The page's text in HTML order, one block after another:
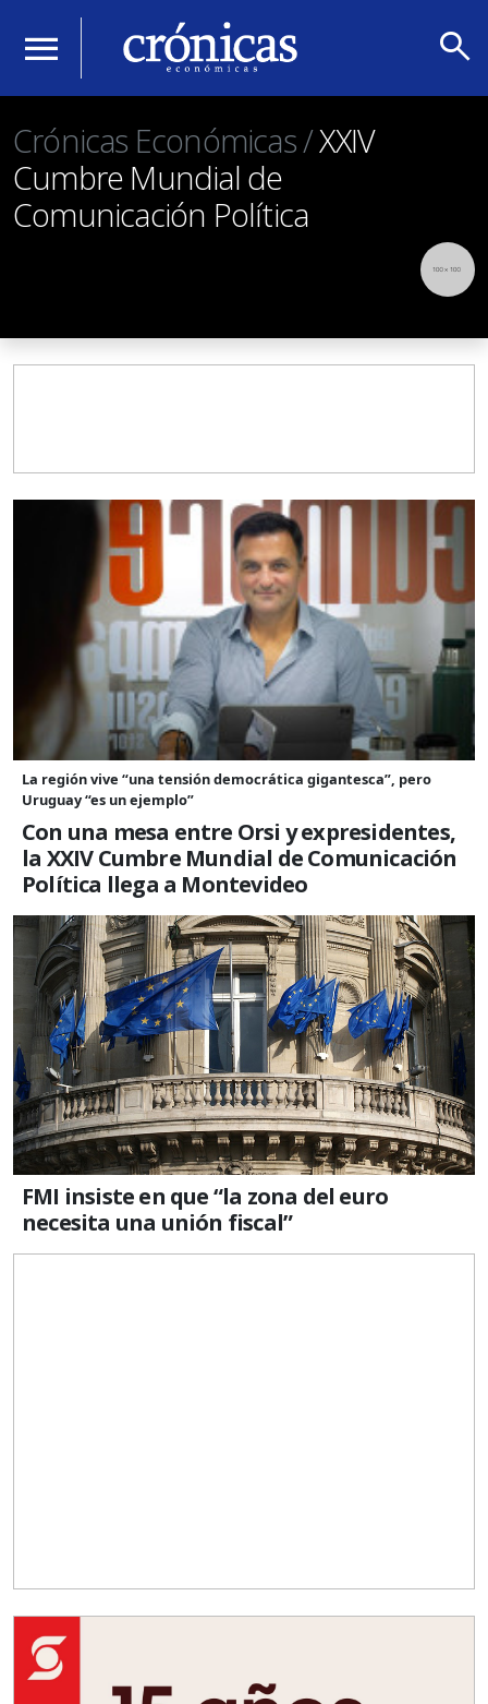
menu search
Crónicas Económicas /XXIV
Cumbre Mundial de
Comunicación Política
La región vive “una tensión democrática gigantesca”, pero
Uruguay “es un ejemplo”
Con una mesa entre Orsi y expresidentes,
la XXIV Cumbre Mundial de Comunicación
Política llega a Montevideo
FMI insiste en que “la zona del euro
necesita una unión fiscal”